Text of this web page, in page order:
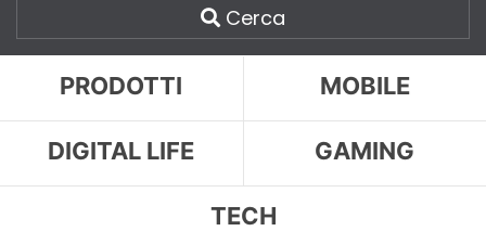
Cerca
PRODOTTI MOBILE
DIGITAL LIFE GAMING
TECH